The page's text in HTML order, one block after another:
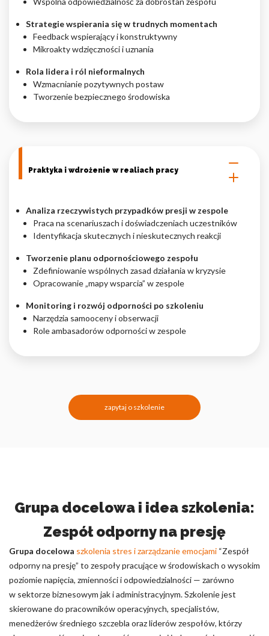
Strategie wspierania się w trudnych momentach
Feedback wspierający i konstruktywny
Mikroakty wdzięczności i uznania
Rola lidera i ról nieformalnych
Wzmacnianie pozytywnych postaw
Tworzenie bezpiecznego środowiska
Praktyka i wdrożenie w realiach pracy
Analiza rzeczywistych przypadków presji w zespole
Praca na scenariuszach i doświadczeniach uczestników
Identyfikacja skutecznych i nieskutecznych reakcji
Tworzenie planu odpornościowego zespołu
Zdefiniowanie wspólnych zasad działania w kryzysie
Opracowanie „mapy wsparcia” w zespole
Monitoring i rozwój odporności po szkoleniu
Narzędzia samooceny i obserwacji
Role ambasadorów odporności w zespole
zapytaj o szkolenie
Grupa docelowa i idea szkolenia:
Zespół odporny na presję
Grupa docelowa szkolenia stres i zarządzanie emocjami “Zespół
odporny na presję” to zespoły pracujące w środowiskach o wysokim
poziomie napięcia, zmienności i odpowiedzialności — zarówno
w sektorze biznesowym jak i administracyjnym. Szkolenie jest
skierowane do pracowników operacyjnych, specjalistów,
menedżerów średniego szczebla oraz liderów zespołów, którzy